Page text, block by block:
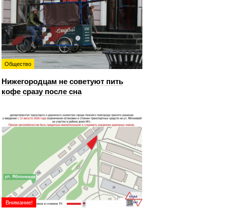
Общество
Нижегородцам не советуют пить
кофе сразу после сна
Внимание!